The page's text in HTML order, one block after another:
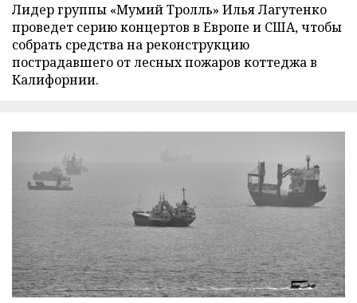
Лидер группы «Мумий Тролль» Илья Лагутенко
проведет серию концертов в Европе и США, чтобы
собрать средства на реконструкцию
пострадавшего от лесных пожаров коттеджа в
Калифорнии.